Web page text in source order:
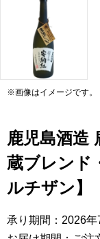
※画像はイメージです。
鹿児島酒造
蔵ブレンド
ルチザン】
承り期間：2026